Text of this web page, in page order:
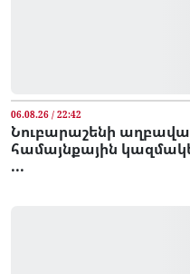
06.08.26 / 22:42
Նուբարաշենի
համայնքային
...